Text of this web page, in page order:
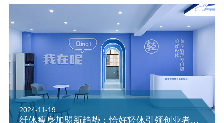
2024-11-19
纤体瘦身加盟新趋势：恰好轻体引领创业者稳健前行